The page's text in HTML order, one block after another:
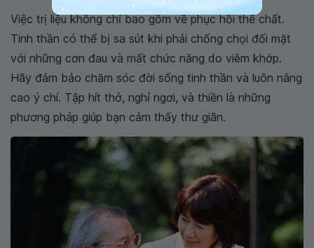
Việc trị liệu không chỉ bao gồm về phục hồi thể chất.
Tinh thần có thể bị sa sút khi phải chống chọi đối mặt
với những cơn đau và mất chức năng do viêm khớp.
Hãy đảm bảo chăm sóc đời sống tinh thần và luôn nâng
cao ý chí. Tập hít thở, nghỉ ngơi, và thiền là những
phương pháp giúp bạn cảm thấy thư giãn.